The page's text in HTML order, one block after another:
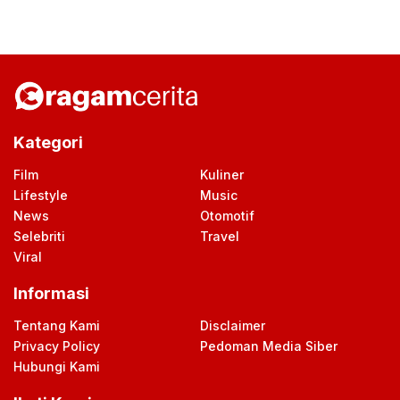
Kategori
Film
Kuliner
Lifestyle
Music
News
Otomotif
Selebriti
Travel
Viral
Informasi
Tentang Kami
Disclaimer
Privacy Policy
Pedoman Media Siber
Hubungi Kami